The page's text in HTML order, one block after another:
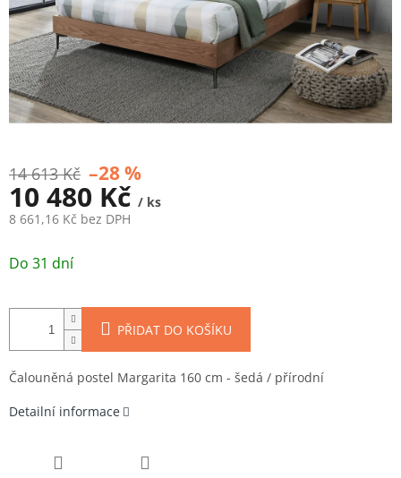
14 613 Kč –28 %
10 480 Kč / ks
8 661,16 Kč bez DPH
cena:
Do 31 dní
PŘIDAT DO KOŠÍKU
Čalouněná postel Margarita 160 cm - šedá / přírodní
Detailní informace